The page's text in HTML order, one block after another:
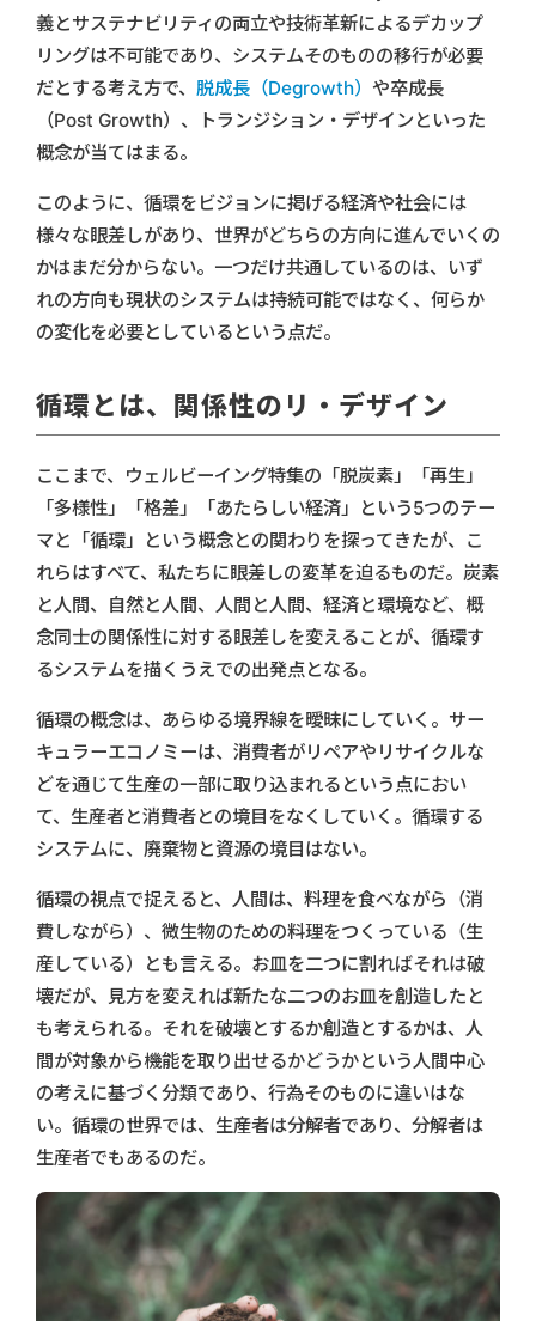
義とサステナビリティの両立や技術革新によるデカップ
リングは不可能であり、システムそのものの移行が必要
だとする考え方で、 脱成長（Degrowth） や卒成長
（Post Growth）、トランジション・デザインといった
概念が当てはまる。
このように、循環をビジョンに掲げる経済や社会には
様々な眼差しがあり、世界がどちらの方向に進んでいくの
かはまだ分からない。一つだけ共通しているのは、いず
れの方向も現状のシステムは持続可能ではなく、何らか
の変化を必要としているという点だ。
循環とは、関係性のリ・デザイン
ここまで、ウェルビーイング特集の「脱炭素」「再生」
「多様性」「格差」「あたらしい経済」という5つのテー
マと「循環」という概念との関わりを探ってきたが、こ
れらはすべて、私たちに眼差しの変革を迫るものだ。炭素
と人間、自然と人間、人間と人間、経済と環境など、概
念同士の関係性に対する眼差しを変えることが、循環す
るシステムを描くうえでの出発点となる。
循環の概念は、あらゆる境界線を曖昧にしていく。サー
キュラーエコノミーは、消費者がリペアやリサイクルな
どを通じて生産の一部に取り込まれるという点におい
て、生産者と消費者との境目をなくしていく。循環する
システムに、廃棄物と資源の境目はない。
循環の視点で捉えると、人間は、料理を食べながら（消
費しながら）、微生物のための料理をつくっている（生
産している）とも言える。お皿を二つに割ればそれは破
壊だが、見方を変えれば新たな二つのお皿を創造したと
も考えられる。それを破壊とするか創造とするかは、人
間が対象から機能を取り出せるかどうかという人間中心
の考えに基づく分類であり、行為そのものに違いはな
い。循環の世界では、生産者は分解者であり、分解者は
生産者でもあるのだ。